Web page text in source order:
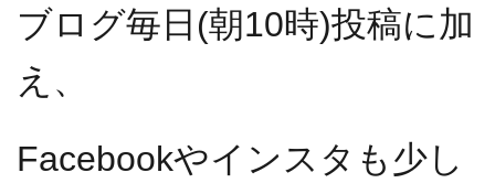
ブログ毎日(朝10時)投稿に加
え、
Facebookやインスタも少し